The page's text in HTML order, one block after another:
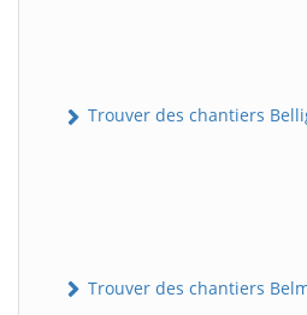
Trouver des chantiers
Trouver des chantiers